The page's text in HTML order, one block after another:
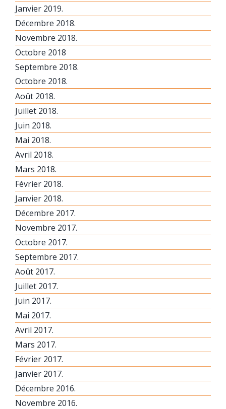
Janvier 2019.
Décembre 2018.
Novembre 2018.
Octobre 2018
Septembre 2018.
Octobre 2018.
Août 2018.
Juillet 2018.
Juin 2018.
Mai 2018.
Avril 2018.
Mars 2018.
Février 2018.
Janvier 2018.
Décembre 2017.
Novembre 2017.
Octobre 2017.
Septembre 2017.
Août 2017.
Juillet 2017.
Juin 2017.
Mai 2017.
Avril 2017.
Mars 2017.
Février 2017.
Janvier 2017.
Décembre 2016.
Novembre 2016.